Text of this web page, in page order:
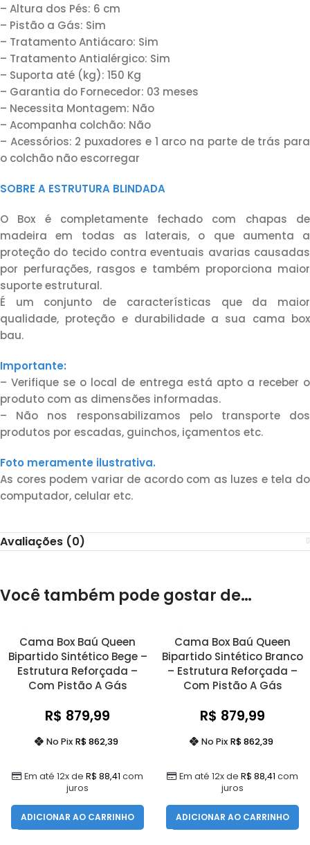
– Altura dos Pés: 6 cm
– Pistão a Gás: Sim
– Tratamento Antiácaro: Sim
– Tratamento Antialérgico: Sim
– Suporta até (kg): 150 Kg
– Garantia do Fornecedor: 03 meses
– Necessita Montagem: Não
– Acompanha colchão: Não
– Acessórios: 2 puxadores e 1 arco na parte de trás para
o colchão não escorregar
SOBRE A ESTRUTURA BLINDADA
O Box é completamente fechado com chapas de
madeira em todas as laterais, o que aumenta a
proteção do tecido contra eventuais avarias causadas
por perfurações, rasgos e também proporciona maior
suporte estrutural.
É um conjunto de características que da maior
qualidade, proteção e durabilidade a sua cama box
bau.
Importante:
– Verifique se o local de entrega está apto a receber o
produto com as dimensões informadas.
– Não nos responsabilizamos pelo transporte dos
produtos por escadas, guinchos, içamentos etc.
Foto meramente ilustrativa.
As cores podem variar de acordo com as luzes e tela do
computador, celular etc.
Avaliações (0)
Você também pode gostar de…
Cama Box Baú Queen
Bipartido Sintético Bege –
Estrutura Reforçada –
Com Pistão A Gás
R$ 879,99
Em até 12x de R$ 88,41 com
juros
No Pix R$862,39
ADICIONAR AO CARRINHO
Cama Box Baú Queen
Bipartido Sintético Branco
– Estrutura Reforçada –
Com Pistão A Gás
R$ 879,99
Em até 12x de R$ 88,41 com
juros
No Pix R$862,39
ADICIONAR AO CARRINHO